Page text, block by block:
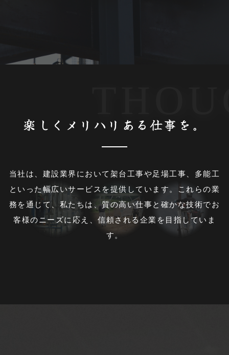
楽しくメリハリある仕事を。
当社は、建設業界において架台工事や足場工事、多能工
といった幅広いサービスを提供しています。
これらの業
務を通じて、私たちは、質の高い仕事と確かな技術でお
客様のニーズに応え、信頼される企業を目指していま
す。